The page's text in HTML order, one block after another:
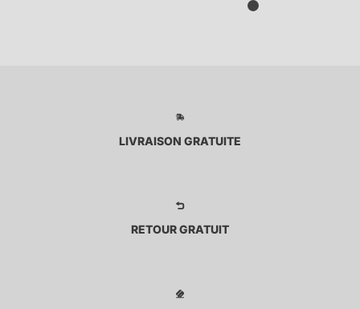
LIVRAISON GRATUITE
RETOUR GRATUIT